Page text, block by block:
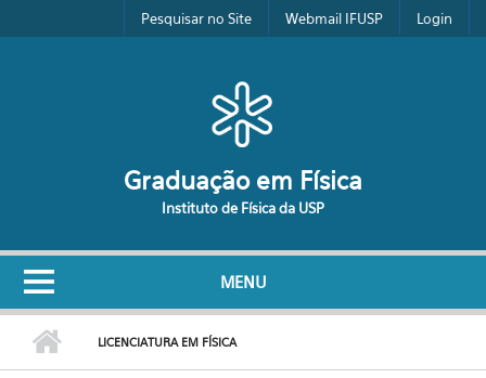
Pular para o conteúdo principalPesquisar no Site Webmail IFUSP Login
Graduação em Física
Instituto de Física da USP
MENU
LICENCIATURA EM FÍSICA